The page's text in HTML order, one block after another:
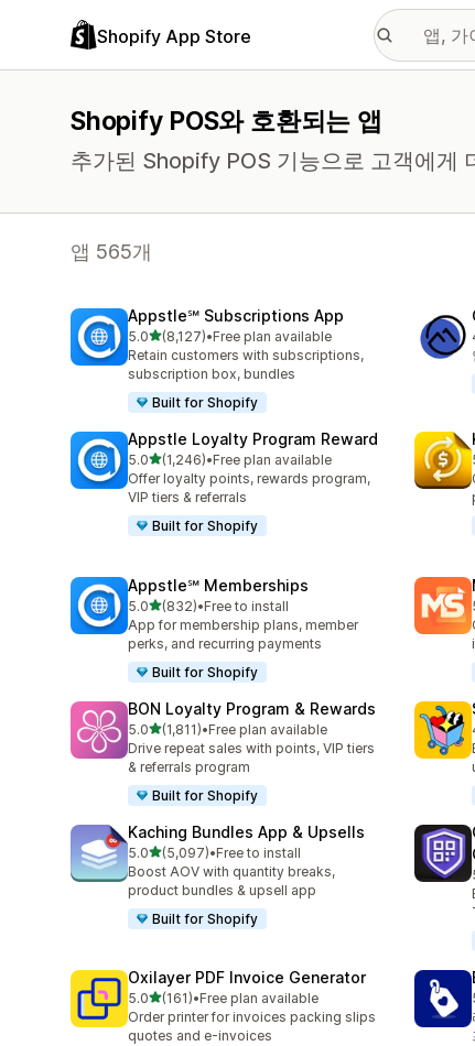
Shopify App Store
Shopify POS와 호환되는 앱
추가된 Shopify POS 기능으로 고객에게
앱 565개
Appstle℠ Subscriptions App
5.0별 5개 중
(8,127)
총 리뷰 8127개
•Free plan available
Retain customers with subscriptions,
subscription box, bundles
Built for Shopify
Appstle Loyalty Program Reward
5.0별 5개 중
(1,246)
총 리뷰 1246개
•Free plan available
Offer loyalty points, rewards program,
VIP tiers & referrals
Built for Shopify
Appstle℠ Memberships
5.0별 5개 중
(832)
총 리뷰 832개
•Free to install
App for membership plans, member
perks, and recurring payments
Built for Shopify
BON Loyalty Program & Rewards
5.0별 5개 중
(1,811)
총 리뷰 1811개
•Free plan available
Drive repeat sales with points, VIP tiers
& referrals program
Built for Shopify
Kaching Bundles App & Upsells
5.0별 5개 중
(5,097)
총 리뷰 5097개
•Free to install
Boost AOV with quantity breaks,
product bundles & upsell app
Built for Shopify
Oxilayer PDF Invoice Generator
5.0별 5개 중
(161)
총 리뷰 161개
•Free plan available
Order printer for invoices packing slips
quotes and e-invoices